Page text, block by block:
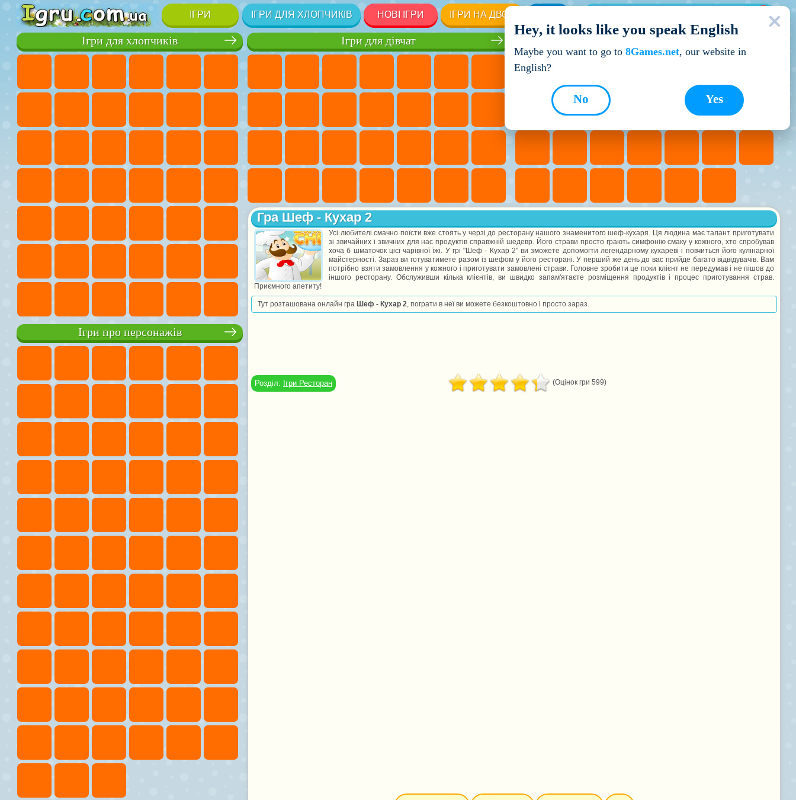
ІГРИ ІГРИ ДЛЯ ХЛОПЧИКІВ НОВІ ІГРИ ІГРИ НА ДВОХ
Кращі ігри
Ігри для дівчат
Ігри для хлопчиків
Ігри про персонажів
Гра Шеф - Кухар 2
Усі любителі смачно поїсти вже стоять у черзі до ресторану нашого знаменитого шеф-кухаря. Ця людина має талант приготувати
зі звичайних і звичних для нас продуктів справжній шедевр. Його страви просто грають симфонію смаку у кожного, хто спробував
хоча б шматочок цієї чарівної їжі. У грі "Шеф - Кухар 2" ви зможете допомогти легендарному кухареві і повчиться його кулінарної
майстерності. Зараз ви готуватимете разом із шефом у його ресторані. У перший же день до вас прийде багато відвідувачів. Вам
потрібно взяти замовлення у кожного і приготувати замовлені страви. Головне зробити це поки клієнт не передумав і не пішов до
іншого ресторану. Обслуживши кілька клієнтів, ви швидко запам'ятаєте розміщення продуктів і процес приготування страв.
Приємного апетиту!
Тут розташована онлайн гра Шеф - Кухар 2, пограти в неї ви можете безкоштовно і просто зараз.
Розділ: Ігри Ресторан (Оцінок гри 599)
Hey, it looks like you speak English
Maybe you want to go to 8Games.net, our website in
English?
Yes
No